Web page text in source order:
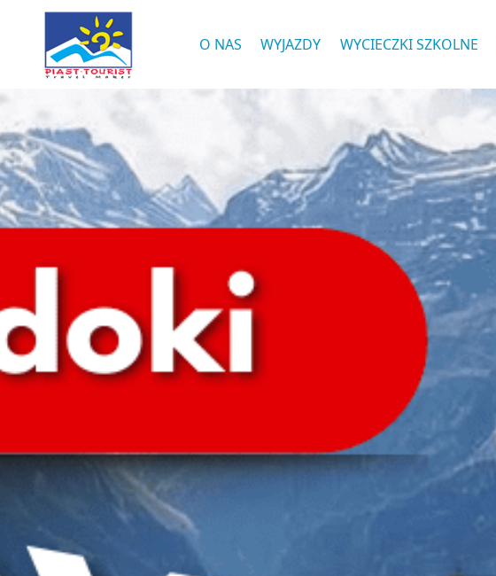
O NAS WYJAZDY WYCIECZKI SZKOLNE